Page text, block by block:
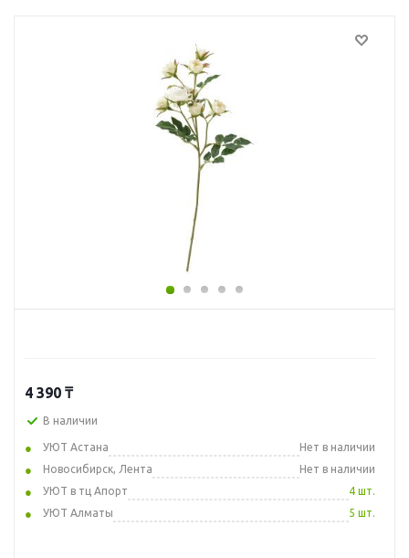
4 390 ₸
В наличии
УЮТ Астана
Нет в наличии
Новосибирск, Лента
Нет в наличии
УЮТ в тц Апорт
4 шт.
УЮТ Алматы
5 шт.